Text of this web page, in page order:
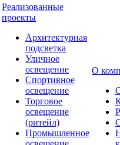
Реализованные
проекты
Архитектурная
подсветка
Уличное
освещение
Спортивное
освещение
Торговое
освещение
(ритейл)
Промышленное
О